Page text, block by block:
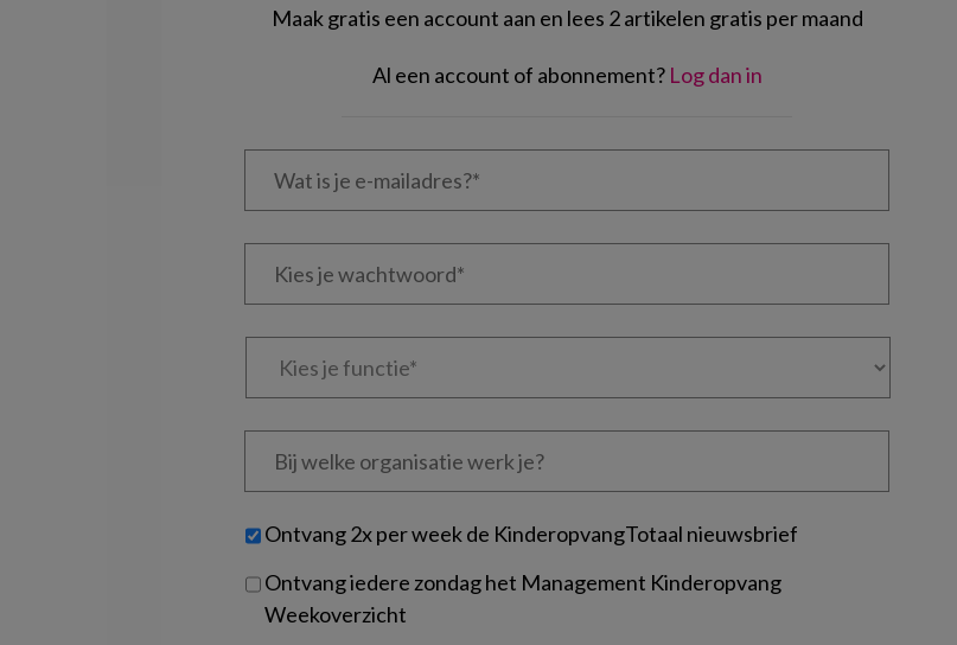
Maak gratis een account aan en lees 2 artikelen gratis per maand
Al een account of abonnement? Log dan in
Wat
Kies
Kies
Bij
welke
je?
Untitled
Ontvang 2x per week de KinderopvangTotaal nieuwsbrief
Ontvang iedere zondag het Management Kinderopvang
Weekoverzicht